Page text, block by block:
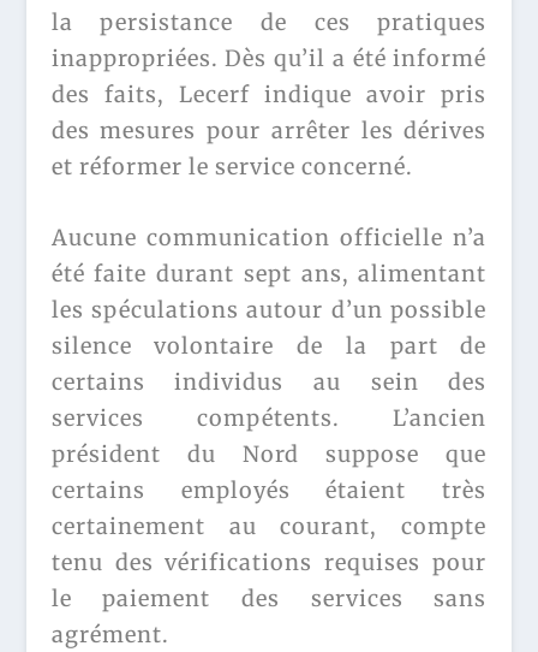
la persistance de ces pratiques
inappropriées. Dès qu’il a été informé
des faits, Lecerf indique avoir pris
des mesures pour arrêter les dérives
et réformer le service concerné.
Aucune communication officielle n’a
été faite durant sept ans, alimentant
les spéculations autour d’un possible
silence volontaire de la part de
certains individus au sein des
services compétents. L’ancien
président du Nord suppose que
certains employés étaient très
certainement au courant, compte
tenu des vérifications requises pour
le paiement des services sans
agrément.